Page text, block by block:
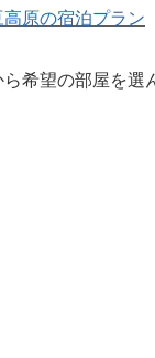
原の宿泊プラン
希望の部屋を選